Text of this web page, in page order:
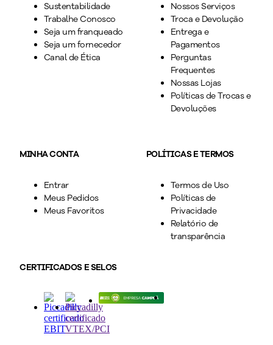
Sustentabilidade
Trabalhe Conosco
Seja um franqueado
Seja um fornecedor
Canal de Ética
Nossos Serviços
Troca e Devolução
Entrega e
Pagamentos
Perguntas
Frequentes
Nossas Lojas
Políticas de Trocas e
Devoluções
MINHA CONTA
Entrar
Meus Pedidos
Meus Favoritos
POLÍTICAS E TERMOS
Termos de Uso
Políticas de
Privacidade
Relatório de
transparência
CERTIFICADOS E SELOS